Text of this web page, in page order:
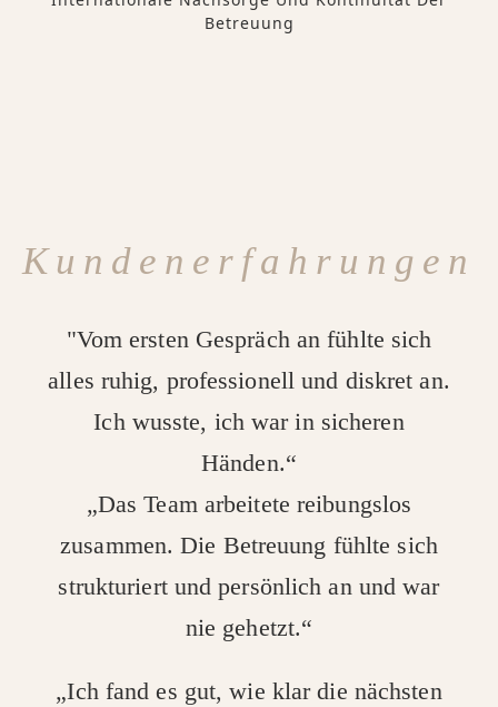
Betreuung
Kundenerfahrungen
"Vom ersten Gespräch an fühlte sich
alles ruhig, professionell und diskret an.
Ich wusste, ich war in sicheren
Händen.“
„Das Team arbeitete reibungslos
zusammen. Die Betreuung fühlte sich
strukturiert und persönlich an und war
nie gehetzt.“
„Ich fand es gut, wie klar die nächsten